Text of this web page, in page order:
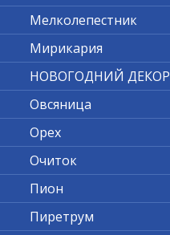
Мелколепестник
Мирикария
НОВОГОДНИЙ ДЕКОР
Овсяница
Орех
Очиток
Пион
Пиретрум